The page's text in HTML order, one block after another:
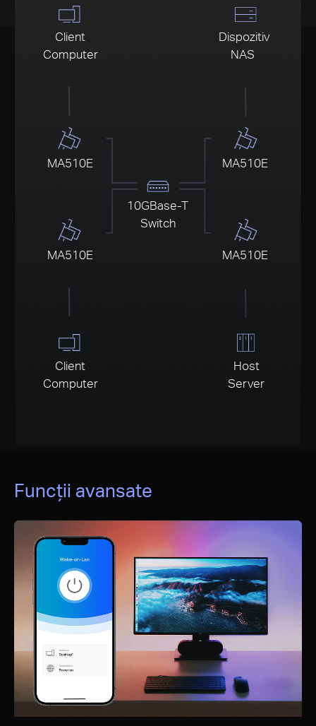
Client
Computer
MA510E
Client
Computer
MA510E
10GBase-T
Switch
MA510E
Dispozitiv
NAS
MA510E
Host
Server
Funcții avansate